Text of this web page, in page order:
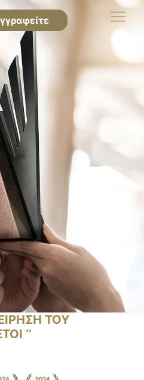
ΤΟΥ
‘’